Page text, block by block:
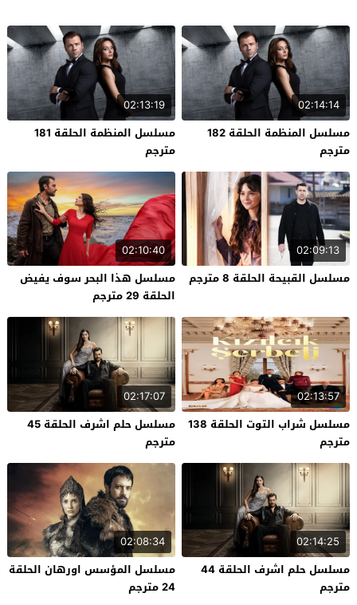
02:14:14
مسلسل المنظمة الحلقة 182
مترجم
02:13:19
مسلسل المنظمة الحلقة 181
مترجم
02:09:13
مسلسل القبيحة الحلقة 8 مترجم
02:10:40
مسلسل هذا البحر سوف يفيض
الحلقة 29 مترجم
02:13:57
مسلسل شراب التوت الحلقة 138
مترجم
02:17:07
مسلسل حلم اشرف الحلقة 45
مترجم
02:14:25
مسلسل حلم اشرف الحلقة 44
مترجم
02:08:34
مسلسل المؤسس اورهان الحلقة
24 مترجم